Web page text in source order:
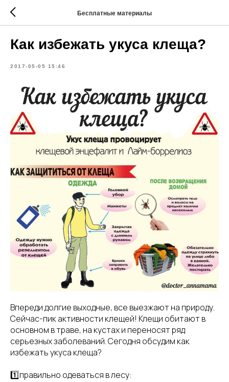
Бесплатные материалы
Как избежать укуса клеща?
2017-05-05 15:46
Впереди долгие выходные, все выезжают на природу.
Сейчас-пик активности клещей! Клещи обитают в
основном в траве, на кустах и переносят ряд
серьезных заболеваний. Сегодня обсудим как
избежать укуса клеща?
1️⃣правильно одеваться в лесу: